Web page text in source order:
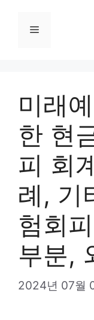
메
미래
한 현
피 회
례, 기
험회
부분,
2024년 07월